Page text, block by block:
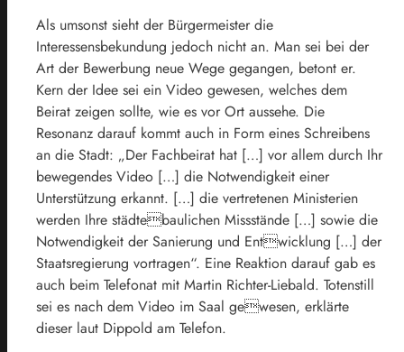
Als umsonst sieht der Bürgermeister die
Interessensbekundung jedoch nicht an. Man sei bei der
Art der Bewerbung neue Wege gegangen, betont er.
Kern der Idee sei ein Video gewesen, welches dem
Beirat zeigen sollte, wie es vor Ort aussehe. Die
Resonanz darauf kommt auch in Form eines Schreibens
an die Stadt: „Der Fachbeirat hat […] vor allem durch Ihr
bewegendes Video […] die Notwendigkeit einer
Unterstützung erkannt. […] die vertretenen Ministerien
werden Ihre städtebaulichen Missstände […] sowie die
Notwendigkeit der Sanierung und Entwicklung […] der
Staatsregierung vortragen“. Eine Reaktion darauf gab es
auch beim Telefonat mit Martin Richter-Liebald. Totenstill
sei es nach dem Video im Saal gewesen, erklärte
dieser laut Dippold am Telefon.